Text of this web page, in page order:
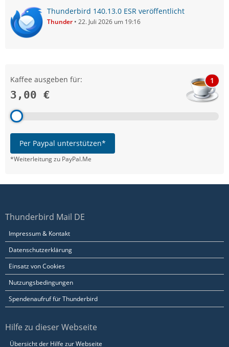
Thunderbird 140.13.0 ESR veröffentlicht
Thunder 22. Juli 2026 um 19:16
Kaffee ausgeben für:
3,00 €
1
Per Paypal unterstützen*
*Weiterleitung zu PayPal.Me
Thunderbird Mail DE
Impressum & Kontakt
Datenschutzerklärung
Einsatz von Cookies
Nutzungsbedingungen
Spendenaufruf für Thunderbird
Hilfe zu dieser Webseite
Übersicht der Hilfe zur Webseite